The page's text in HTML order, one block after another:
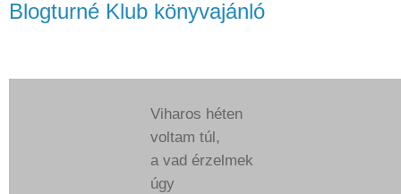
Blogturné Klub könyvajánló
Viharos héten
voltam túl,
a vad érzelmek
úgy